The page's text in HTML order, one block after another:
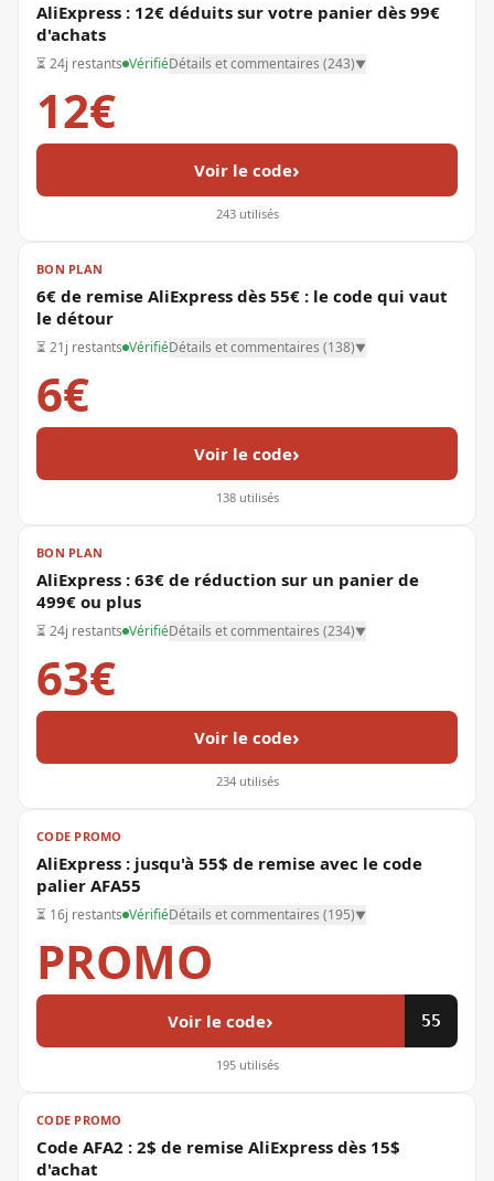
12€
AliExpress : 12€ déduits sur votre panier dès 99€
d'achats
⏳ 24j restants VérifiéDétails et commentaires (243)▼
Voir le code›
243utilisés
6€
BON PLAN
6€ de remise AliExpress dès 55€ : le code qui vaut
le détour
⏳ 21j restants VérifiéDétails et commentaires (138)▼
Voir le code›
138utilisés
63€
BON PLAN
AliExpress : 63€ de réduction sur un panier de
499€ ou plus
⏳ 24j restants VérifiéDétails et commentaires (234)▼
Voir le code›
234utilisés
PROMO
CODE PROMO
AliExpress : jusqu'à 55$ de remise avec le code
palier AFA55
⏳ 16j restants VérifiéDétails et commentaires (195)▼
Voir le code› 55
195utilisés
CODE PROMO
Code AFA2 : 2$ de remise AliExpress dès 15$
d'achat